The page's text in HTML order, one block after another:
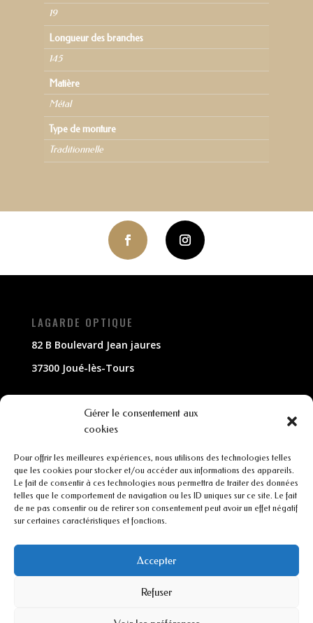
Gérer le consentement aux
cookies
Pour offrir les meilleures expériences, nous utilisons des technologies telles
que les cookies pour stocker et/ou accéder aux informations des appareils.
Le fait de consentir à ces technologies nous permettra de traiter des données
telles que le comportement de navigation ou les ID uniques sur ce site. Le fait
de ne pas consentir ou de retirer son consentement peut avoir un effet négatif
sur certaines caractéristiques et fonctions.
Accepter
Refuser
19
Longueur des branches
145
Matière
Métal
Type de monture
Traditionnelle
LAGARDE OPTIQUE
82 B Boulevard Jean jaures
37300 Joué-lès-Tours
02 47 63 79 33
contact@lagarde-optique.fr
INFORMATIONS
Mentions légales
Conditions générales de ventes